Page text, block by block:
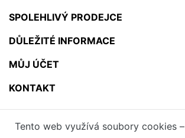
SPOLEHLIVÝ PRODEJCE
DŮLEŽITÉ INFORMACE
MŮJ ÚČET
KONTAKT
Tento web využívá soubory cookies –